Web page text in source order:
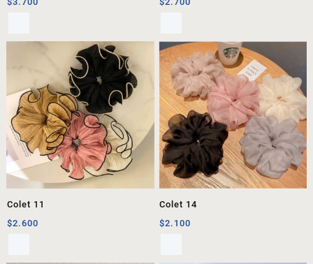
Colet 11
$2.600
Colet 14
$2.100